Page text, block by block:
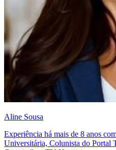
Aline Sousa
Experiência há mais de 8 anos
Universitária, Colunista do Portal